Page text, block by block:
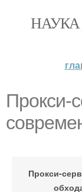
Прокси-
Прокси-